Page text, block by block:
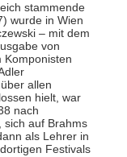
stammende
wurde in Wien
– mit dem
von
Komponisten
allen
hielt, war
nach
sich auf Brahms
als Lehrer in
Festivals